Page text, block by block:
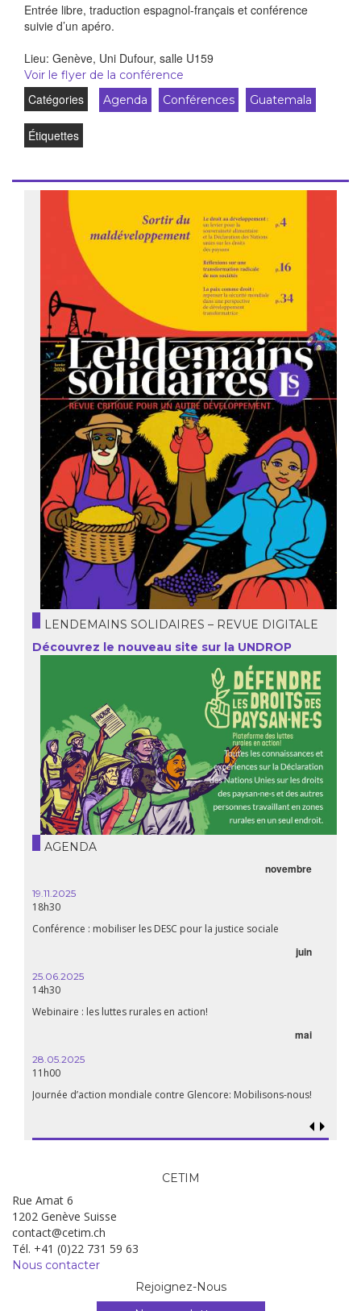
Entrée libre, traduction espagnol-français et conférence
suivie d’un apéro.
Lieu: Genève, Uni Dufour, salle U159
Voir le flyer de la conférence
Catégories Agenda Conférences Guatemala
Étiquettes
LENDEMAINS SOLIDAIRES – REVUE DIGITALE
Découvrez le nouveau site sur la UNDROP
AGENDA
novembre
19.11.2025
18h30
Conférence : mobiliser les DESC pour la justice sociale
juin
25.06.2025
14h30
Webinaire : les luttes rurales en action!
mai
28.05.2025
11h00
Journée d’action mondiale contre Glencore: Mobilisons-nous!
CETIM
Rue Amat 6
1202 Genève Suisse
contact@cetim.ch
Tél. +41 (0)22 731 59 63
Nous contacter
Rejoignez-Nous